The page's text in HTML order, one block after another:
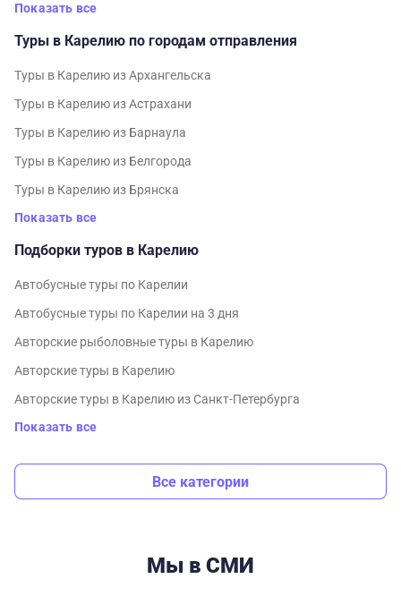
Показать все
Туры в Карелию по городам отправления
Туры в Карелию из Архангельска
Туры в Карелию из Астрахани
Туры в Карелию из Барнаула
Туры в Карелию из Белгорода
Туры в Карелию из Брянска
Показать все
Подборки туров в Карелию
Автобусные туры по Карелии
Автобусные туры по Карелии на 3 дня
Авторские рыболовные туры в Карелию
Авторские туры в Карелию
Авторские туры в Карелию из Санкт-Петербурга
Показать все
Все категории
Мы в СМИ